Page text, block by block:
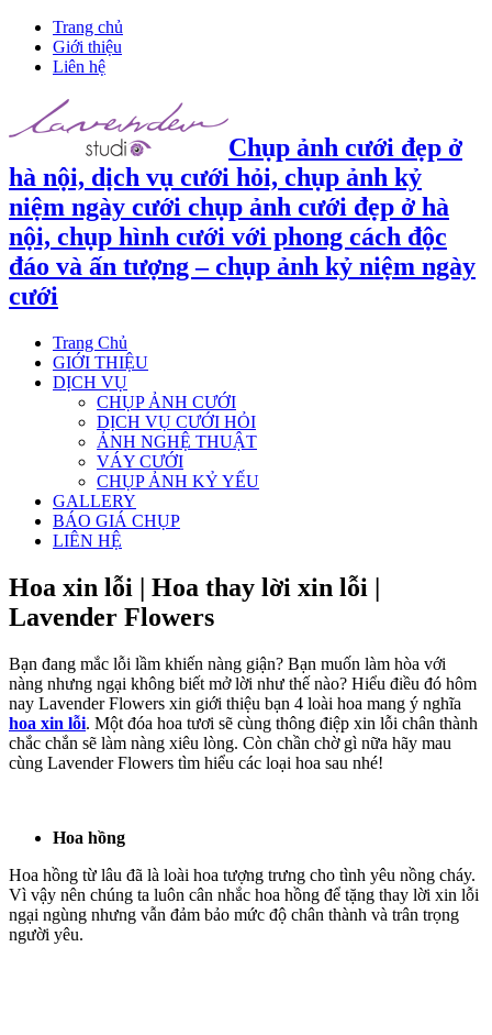
Trang chủ
Giới thiệu
Liên hệ
Chụp ảnh cưới đẹp ở
hà nội, dịch vụ cưới hỏi, chụp ảnh kỷ
niệm ngày cưới chụp ảnh cưới đẹp ở hà
nội, chụp hình cưới với phong cách độc
đáo và ấn tượng – chụp ảnh kỷ niệm ngày
cưới
Trang Chủ
GIỚI THIỆU
DỊCH VỤ
CHỤP ẢNH CƯỚI
DỊCH VỤ CƯỚI HỎI
ẢNH NGHỆ THUẬT
VÁY CƯỚI
CHỤP ẢNH KỶ YẾU
GALLERY
BÁO GIÁ CHỤP
LIÊN HỆ
Hoa xin lỗi | Hoa thay lời xin lỗi |
Lavender Flowers
Bạn đang mắc lỗi lầm khiến nàng giận? Bạn muốn làm hòa với
nàng nhưng ngại không biết mở lời như thế nào? Hiểu điều đó hôm
nay Lavender Flowers xin giới thiệu bạn 4 loài hoa mang ý nghĩa
hoa xin lỗi. Một đóa hoa tươi sẽ cùng thông điệp xin lỗi chân thành
chắc chắn sẽ làm nàng xiêu lòng. Còn chần chờ gì nữa hãy mau
cùng Lavender Flowers tìm hiểu các loại hoa sau nhé!
Hoa hồng
Hoa hồng từ lâu đã là loài hoa tượng trưng cho tình yêu nồng cháy.
Vì vậy nên chúng ta luôn cân nhắc hoa hồng để tặng thay lời xin lỗi
ngại ngùng nhưng vẫn đảm bảo mức độ chân thành và trân trọng
người yêu.